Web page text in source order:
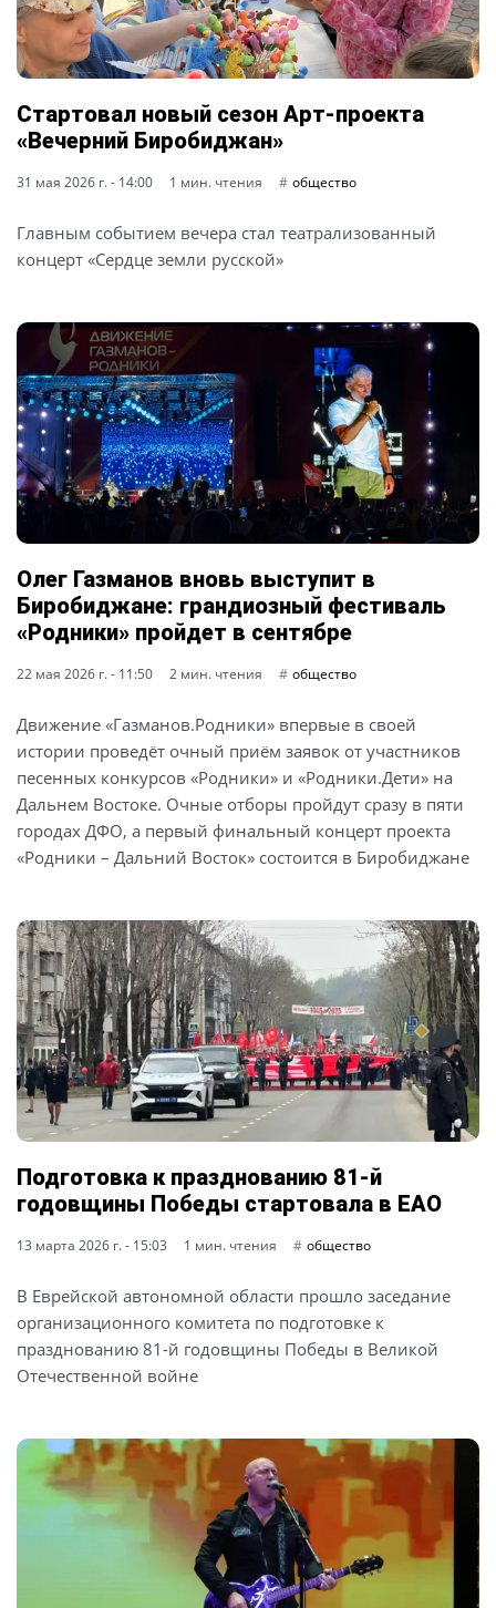
Стартовал новый сезон Арт-проекта
«Вечерний Биробиджан»
31 мая 2026 г. - 14:00 1 мин. чтения общество
Главным событием вечера стал театрализованный
концерт «Сердце земли русской»
Олег Газманов вновь выступит в
Биробиджане: грандиозный фестиваль
«Родники» пройдет в сентябре
22 мая 2026 г. - 11:50 2 мин. чтения общество
Движение «Газманов.Родники» впервые в своей
истории проведёт очный приём заявок от участников
песенных конкурсов «Родники» и «Родники.Дети» на
Дальнем Востоке. Очные отборы пройдут сразу в пяти
городах ДФО, а первый финальный концерт проекта
«Родники – Дальний Восток» состоится в Биробиджане
Подготовка к празднованию 81-й
годовщины Победы стартовала в ЕАО
13 марта 2026 г. - 15:03 1 мин. чтения общество
В Еврейской автономной области прошло заседание
организационного комитета по подготовке к
празднованию 81-й годовщины Победы в Великой
Отечественной войне